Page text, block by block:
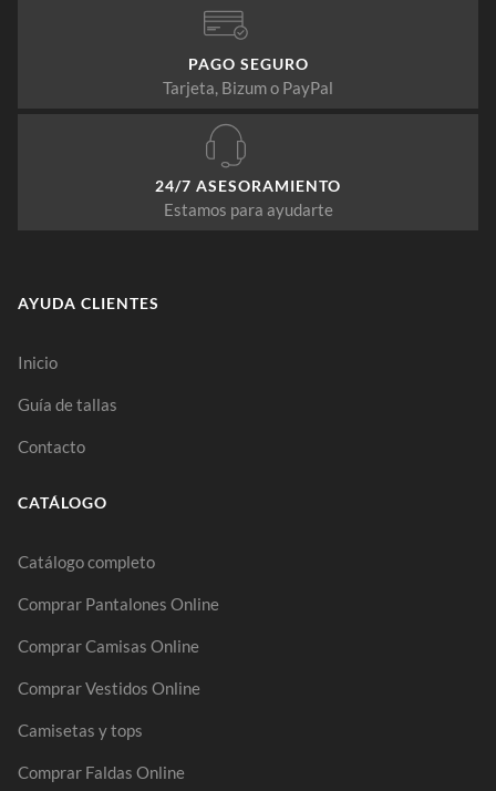
PAGO SEGURO
Tarjeta, Bizum o PayPal
24/7 ASESORAMIENTO
Estamos para ayudarte
AYUDA CLIENTES
Inicio
Guía de tallas
Contacto
CATÁLOGO
Catálogo completo
Comprar Pantalones Online
Comprar Camisas Online
Comprar Vestidos Online
Camisetas y tops
Comprar Faldas Online